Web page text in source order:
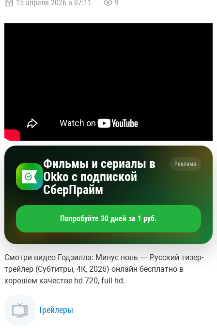
15 апреля 2026 в 07:11 9
Фильмы и сериалы в
Okko с подпиской
СберПрайм
Реклама
Попробуйте 30 дней за 1 руб.
Смотри видео Годзилла: Минус ноль — Русский тизер-
трейлер (Субтитры, 4К, 2026) онлайн бесплатно в
хорошем качестве hd 720, full hd.
Трейлеры